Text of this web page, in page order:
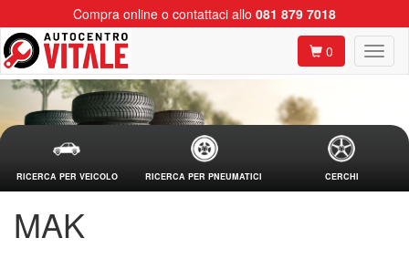
Compra online o contattaci allo 081 879 7018
0
RICERCA PER VEICOLO RICERCA PER PNEUMATICI CERCHI
MAK